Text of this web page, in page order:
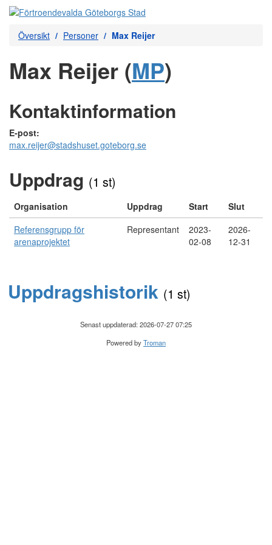
Översikt Personer Max Reijer
Max Reijer (MP)
Kontaktinformation
E-post:
max.reijer@stadshuset.goteborg.se
Uppdrag (1 st)
Organisation Uppdrag Start
Slut
Referensgrupp för
arenaprojektet
Representant
2023-
02-08
2026-
12-31
Uppdragshistorik (1 st)
Senast uppdaterad: 2026-07-27 07:25
Powered byTroman